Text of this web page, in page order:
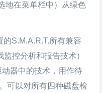
地在菜单栏中）从绿色
S.M.A.R.T.所有兼容
控分析和报告技术）
器中的技术，用作待
可以对所有四种磁盘检